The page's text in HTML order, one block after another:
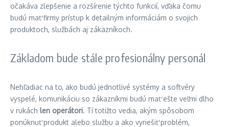
očakáva zlepšenie a rozšírenie týchto funkcií, vďaka čomu
budú mať firmy prístup k detailným informáciám o svojich
produktoch, službách aj zákazníkoch.
Základom bude stále profesionálny personál
Nehľadiac na to, ako budú jednotlivé systémy a softvéry
vyspelé, komunikáciu so zákazníkmi budú mať ešte veľmi dlho
v rukách len operátori. Tí totižto vedia, akým spôsobom
ponúknuť produkt alebo službu a ako vyriešiť problém,